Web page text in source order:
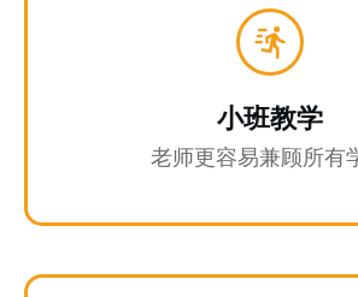
小班教学
老师更容易兼顾所有